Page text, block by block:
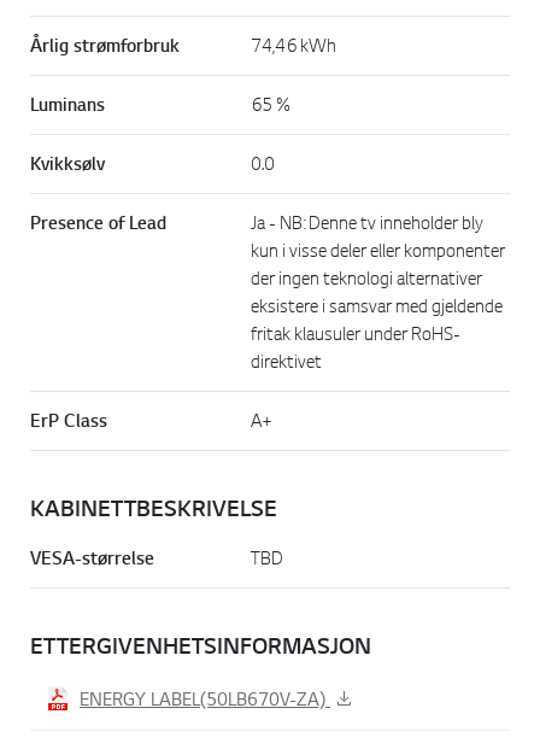
Årlig strømforbruk 74,46 kWh
Luminans 65 %
Kvikksølv 0.0
Presence of Lead
Ja - NB: Denne tv inneholder bly
kun i visse deler eller komponenter
der ingen teknologi alternativer
eksistere i samsvar med gjeldende
fritak klausuler under RoHS-
direktivet
ErP Class A+
KABINETTBESKRIVELSE
VESA-størrelse TBD
ETTERGIVENHETSINFORMASJON
ENERGY LABEL(50LB670V-ZA)